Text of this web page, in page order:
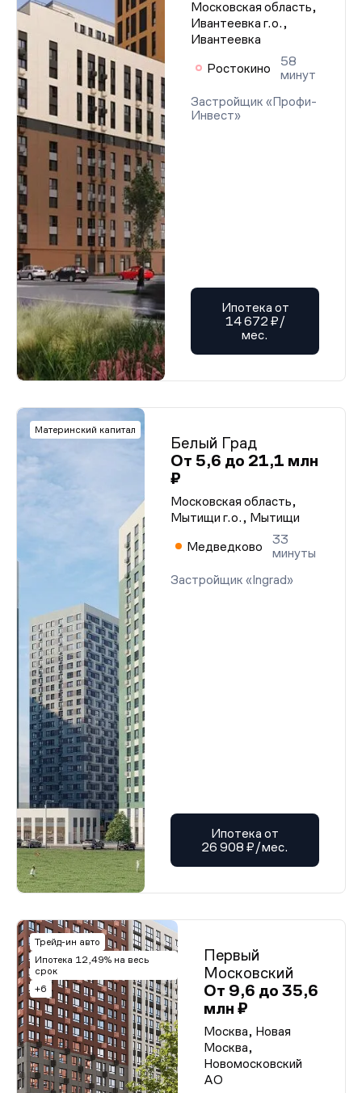
Московская область,
Ивантеевка г.о.,
Ивантеевка
Ростокино
58
минут
Застройщик «Профи-
Инвест»
Ипотека от
14 672 ₽/
мес.
Материнский капитал
Белый Град
От 5,6 до 21,1 млн
₽
Московская область,
Мытищи г.о., Мытищи
Медведково
33
минуты
Застройщик «Ingrad»
Ипотека от
26 908 ₽/мес.
Трейд-ин авто
Ипотека 12,49% на весь
срок
+6
Первый
Московский
От 9,6 до 35,6
млн ₽
Москва, Новая
Москва,
Новомосковский
АО